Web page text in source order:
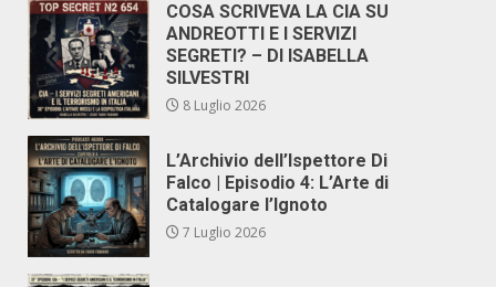
COSA SCRIVEVA LA CIA SU
ANDREOTTI E I SERVIZI
SEGRETI? – DI ISABELLA
SILVESTRI
8 Luglio 2026
L’Archivio dell’Ispettore Di
Falco | Episodio 4: L’Arte di
Catalogare l’Ignoto
7 Luglio 2026